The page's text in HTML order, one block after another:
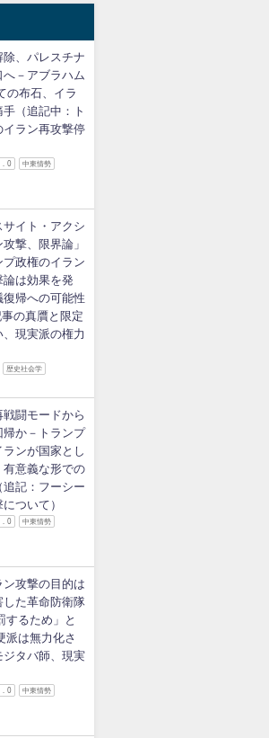
、パレスチナ
－アブラハム
の布石、イラ
（追記中：ト
ラン再攻撃停
0
中東情勢
イト・アクシ
撃、限界論」
政権のイラン
は効果を発
帰への可能性
事の真贋と限定
現実派の権力
歴史社会学
闘モードから
か－トランプ
ンが国家とし
意義な形での
記：フーシー
ついて）
0
中東情勢
攻撃の目的は
た革命防衛隊
するため」と
派は無力化さ
タバ師、現実
0
中東情勢